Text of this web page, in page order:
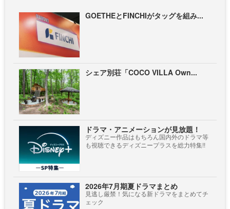
GOETHEとFINCHIがタッグを組み...
シェア別荘「COCO VILLA Own...
ドラマ・アニメーションが見放題！
ディズニー作品はもちろん国内外のドラマ等
も視聴できるディズニープラスを総力特集!!
2026年7月期夏ドラマまとめ
見逃し厳禁！気になる新ドラマをまとめてチ
ェック